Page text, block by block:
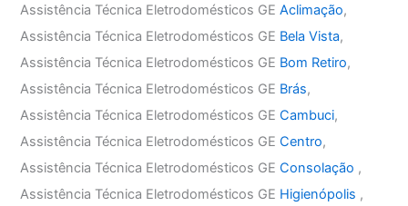
Assistência Técnica Eletrodomésticos GEAclimação,
Assistência Técnica Eletrodomésticos GE Bela Vista,
Assistência Técnica Eletrodomésticos GE Bom Retiro,
Assistência Técnica Eletrodomésticos GE Brás,
Assistência Técnica Eletrodomésticos GECambuci,
Assistência Técnica Eletrodomésticos GECentro,
Assistência Técnica Eletrodomésticos GEConsolação ,
Assistência Técnica Eletrodomésticos GE Higienópolis ,